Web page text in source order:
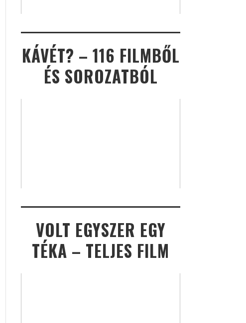
KÁVÉT? – 116 FILMBŐL
ÉS SOROZATBÓL
VOLT EGYSZER EGY
TÉKA – TELJES FILM